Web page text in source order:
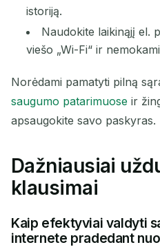
istoriją.
Naudokite laikinąjį el.
viešo „Wi-Fi“ ir
Norėdami pamatyti pilną
saugumo patarimuose ir
apsaugokite savo paskyras.
Dažniausiai
klausimai
Kaip efektyviai valdyti
internete pradedant